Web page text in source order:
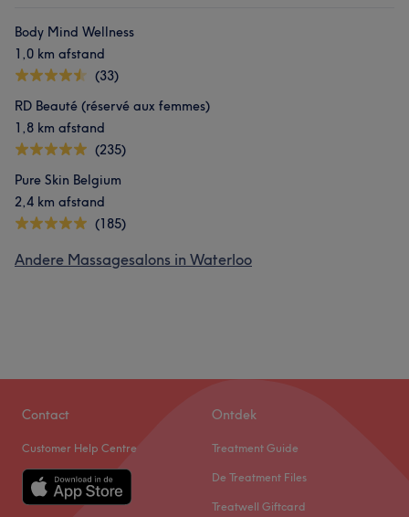
Body Mind Wellness
1,0 km afstand
(33)
RD Beauté (réservé aux femmes)
1,8 km afstand
(235)
Pure Skin Belgium
2,4 km afstand
(185)
Andere Massagesalons in Waterloo
Contact
Customer Help Centre
Ontdek
Treatment Guide
De Treatment Files
Treatwell Giftcard